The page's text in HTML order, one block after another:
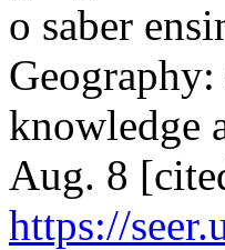
o saber
knowledge
Aug. 8
https://